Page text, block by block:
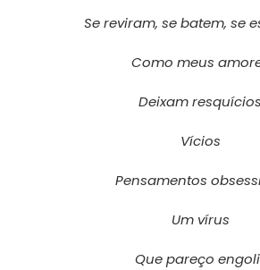
Se reviram, se batem, se
Como meus
Deixam resquícios
Vícios
Pensamentos
Um vírus
Que pareço